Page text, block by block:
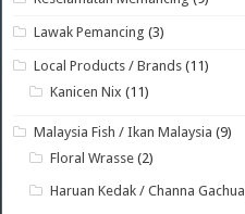
Lawak Pemancing (3)
Local Products / Brands (11)
Kanicen Nix (11)
Malaysia Fish / Ikan Malaysia (9)
Floral Wrasse (2)
Haruan Kedak / Channa Gachua